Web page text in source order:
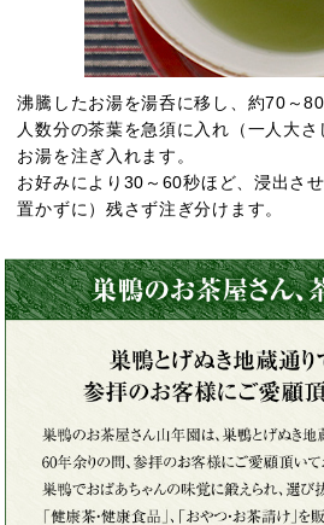
沸騰したお湯を湯呑に移し、約70～
人数分の茶葉を急須に入れ（一人大
お湯を注ぎ入れます。
お好みにより30～60秒ほど、浸出さ
置かずに）残さず注ぎ分けます。